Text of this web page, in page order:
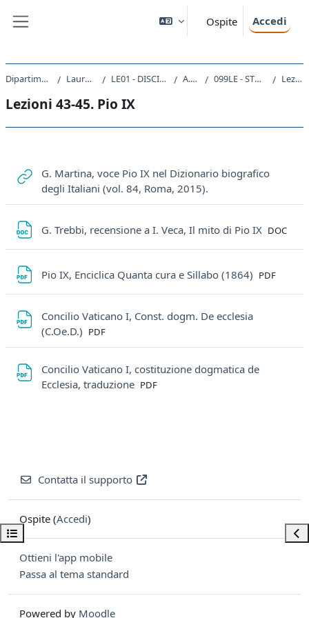
Ospite Accedi
Apri indice del corso
Dipartimento di Studi Umanistici Laurea triennale (DM270) LE01 - DISCIPLINE STORICHE E FILOSOFICHE A.A. 2021 - 2022 099LE - STORIA DEL CRISTIANESIMO 2021 Lezioni 43-45. Pio IX
Lezioni 43-45. Pio IX
G. Martina, voce Pio IX nel Dizionario biografico
degli Italiani (vol. 84, Roma, 2015).
G. Trebbi, recensione a I. Veca, Il mito di Pio IX File
DOC
Pio IX, Enciclica Quanta cura e Sillabo (1864) File
PDF
Concilio Vaticano I, Const. dogm. De ecclesia
(C.Oe.D.) File
PDF
Concilio Vaticano I, costituzione dogmatica de
Ecclesia, traduzione File
PDF
Contatta il supporto
Ospite (Accedi)
Ottieni l'app mobile
Passa al tema standard
Powered by Moodle